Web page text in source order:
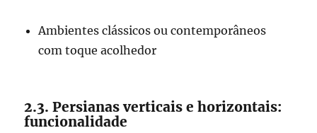
Ambientes clássicos ou contemporâneos
com toque acolhedor
2.3. Persianas verticais e horizontais:
funcionalidade